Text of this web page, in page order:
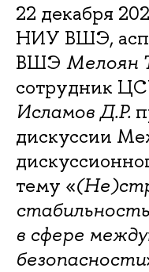
22 декабря
НИУ ВШЭ,
ВШЭ Мелоян
сотрудник
Исламов Д.Р.
дискуссии
тему «
в сфере
безопасности